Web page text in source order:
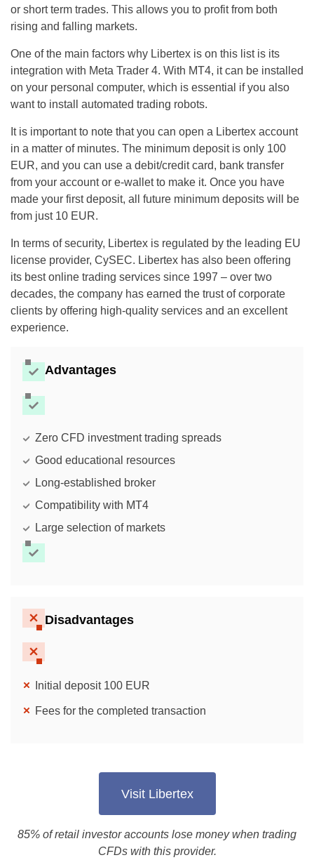
or short term trades. This allows you to profit from both
rising and falling markets.
One of the main factors why Libertex is on this list is its
integration with Meta Trader 4. With MT4, it can be installed
on your personal computer, which is essential if you also
want to install automated trading robots.
It is important to note that you can open a Libertex account
in a matter of minutes. The minimum deposit is only 100
EUR, and you can use a debit/credit card, bank transfer
from your account or e-wallet to make it. Once you have
made your first deposit, all future minimum deposits will be
from just 10 EUR.
In terms of security, Libertex is regulated by the leading EU
license provider, CySEC. Libertex has also been offering
its best online trading services since 1997 – over two
decades, the company has earned the trust of corporate
clients by offering high-quality services and an excellent
experience.
Advantages
Zero CFD investment trading spreads
Good educational resources
Long-established broker
Compatibility with MT4
Large selection of markets
Disadvantages
Initial deposit 100 EUR
Fees for the completed transaction
Visit Libertex
85% of retail investor accounts lose money when trading
CFDs with this provider.